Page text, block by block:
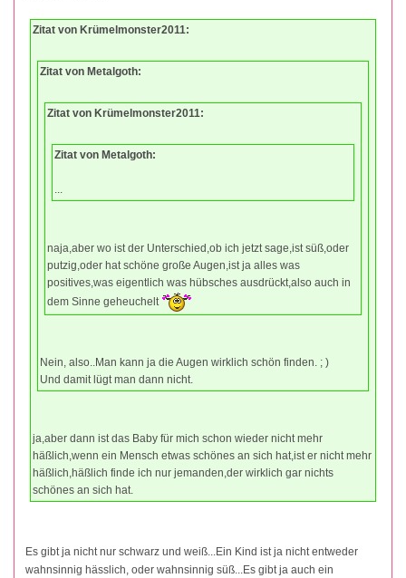
Zitat von Krümelmonster2011:
Zitat von Metalgoth:
Zitat von Krümelmonster2011:
Zitat von Metalgoth:
...
naja,aber wo ist der Unterschied,ob ich jetzt sage,ist süß,oder
putzig,oder hat schöne große Augen,ist ja alles was
positives,was eigentlich was hübsches ausdrückt,also auch in
dem Sinne geheuchelt
Nein, also..Man kann ja die Augen wirklich schön finden. ; )
Und damit lügt man dann nicht.
ja,aber dann ist das Baby für mich schon wieder nicht mehr
häßlich,wenn ein Mensch etwas schönes an sich hat,ist er nicht mehr
häßlich,häßlich finde ich nur jemanden,der wirklich gar nichts
schönes an sich hat.
Es gibt ja nicht nur schwarz und weiß...Ein Kind ist ja nicht entweder
wahnsinnig hässlich, oder wahnsinnig süß...Es gibt ja auch ein